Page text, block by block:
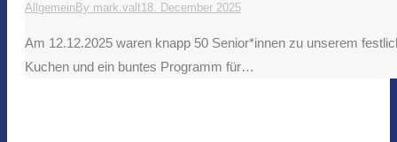
AllgemeinBy mark.valt18. December 2025
Am 12.12.2025 waren knapp 50 Senior*innen zu unserem
Kuchen und ein buntes Programm für…